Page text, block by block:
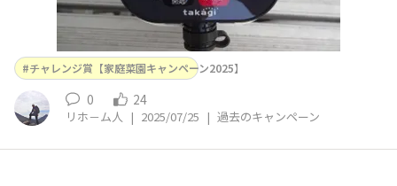
チャレンジ賞【家庭菜園キャンペーン2025】
0 24
リホ－ム人 | 2025/07/25 | 過去のキャンペーン